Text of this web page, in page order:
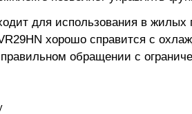
для использования в
хорошо справится с
обращении с